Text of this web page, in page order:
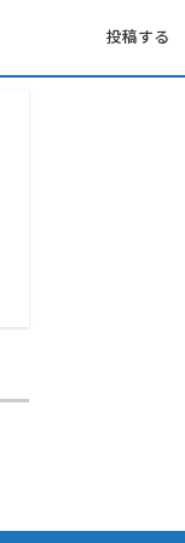
投稿する